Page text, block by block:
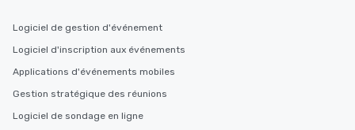
Logiciel de gestion d'événement
Logiciel d'inscription aux événements
Applications d'événements mobiles
Gestion stratégique des réunions
Logiciel de sondage en ligne